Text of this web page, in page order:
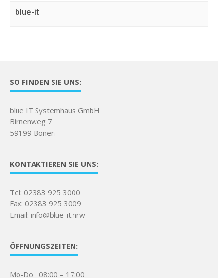
blue-it
SO FINDEN SIE UNS:
blue IT Systemhaus GmbH
Birnenweg 7
59199 Bönen
KONTAKTIEREN SIE UNS:
Tel: 02383 925 3000
Fax: 02383 925 3009
Email: info@blue-it.nrw
ÖFFNUNGSZEITEN:
Mo-Do 08:00 – 17:00